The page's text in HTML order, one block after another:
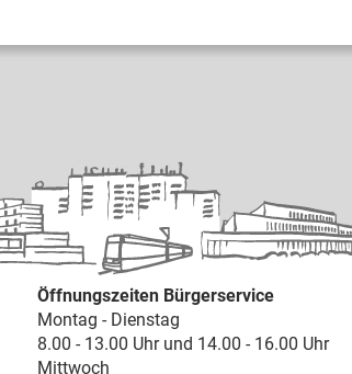
Öffnungszeiten Bürgerservice
Montag - Dienstag
8.00 - 13.00 Uhr und 14.00 - 16.00 Uhr
Mittwoch